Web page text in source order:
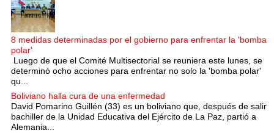
8 medidas determinadas por el gobierno para enfrentar la 'bomba
polar'
Luego de que el Comité Multisectorial se reuniera este lunes, se
determinó ocho acciones para enfrentar no solo la 'bomba polar'
qu...
Boliviano halla cura de una enfermedad
David Pomarino Guillén (33) es un boliviano que, después de salir
bachiller de la Unidad Educativa del Ejército de La Paz, partió a
Alemania...